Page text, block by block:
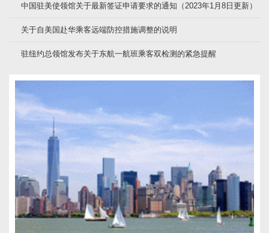
中国驻美使领馆关于最新签证申请要求的通知（2023年1月8日更新）
关于自美国赴华乘客远端防控措施调整的说明
驻纽约总领馆发布关于东航一航班乘客双检测的紧急提醒